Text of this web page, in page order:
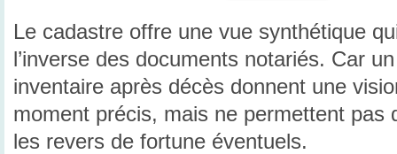
Le cadastre offre une vue synthétique
l’inverse des documents notariés. Car
inventaire après décès donnent une
moment précis, mais ne permettent pas
les revers de fortune éventuels.